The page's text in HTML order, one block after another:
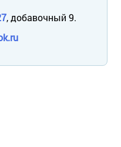
, добавочный 9.